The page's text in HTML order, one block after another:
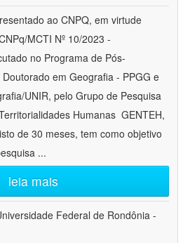
ao CNPQ, em virtude
MCTI Nº 10/2023 -
no Programa de Pós-
em Geografia - PPGG e
UNIR, pelo Grupo de Pesquisa
Humanas  GENTEH,
de 30 meses, tem como objetivo
...
leia mais
Federal de Rondônia -